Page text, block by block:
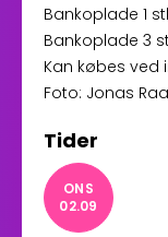
Bankoplade 1
Bankoplade 3
Kan købes ved
Foto: Jonas
Tider
ONS
02.09